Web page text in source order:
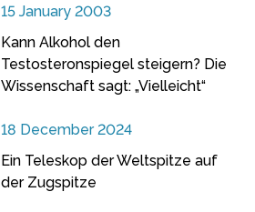
15 January 2003
Kann Alkohol den
Testosteronspiegel steigern? Die
Wissenschaft sagt: „Vielleicht“
18 December 2024
Ein Teleskop der Weltspitze auf
der Zugspitze